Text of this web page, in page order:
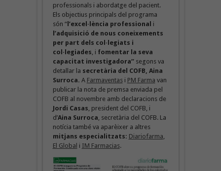
professionals i abordatge del pacient.
Els objectius principals del programa
són “l’excel·lència professional i
l’adquisició de nous coneixements
per part dels col·legiats i
col·legiades , i fomentar la seva
capacitat investigadora” segons va
detallar la secretària del COFB, Aina
Surroca. A Farmaventasi PM Farma van
publicar la nota de premsa enviada pel
COFB al novembre amb declaracions de
Jordi Casas , president del COFB, i
d’Aina Surroca , secretària del COFB. La
notícia també va aparèixer a altres
mitjans especialitzats: Diariofarma
El Global i IM Farmacias.